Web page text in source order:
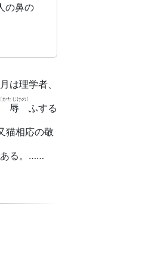
の鼻の
は理学者、
辱
〔かたじけの〕
ふする
猫相応の敬
ある。……